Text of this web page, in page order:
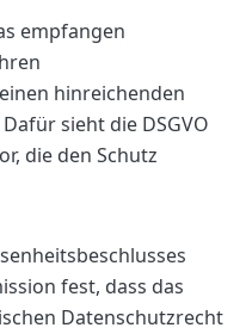
empfangen
hinreichenden
sieht die DSGVO
die den Schutz
fest, dass das
Datenschutzrecht